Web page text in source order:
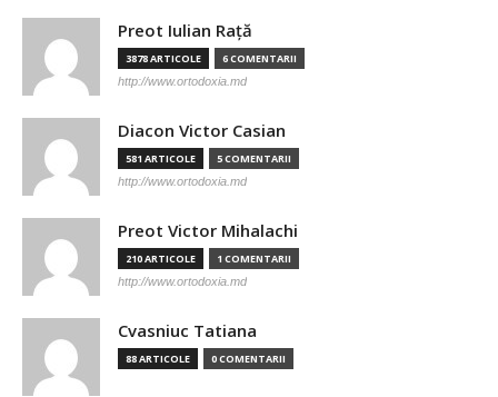
Preot Iulian Raţă
3878 ARTICOLE 6 COMENTARII
http://www.ortodoxia.md
Diacon Victor Casian
581 ARTICOLE 5 COMENTARII
http://www.ortodoxia.md
Preot Victor Mihalachi
210 ARTICOLE 1 COMENTARII
http://www.ortodoxia.md
Cvasniuc Tatiana
88 ARTICOLE 0 COMENTARII